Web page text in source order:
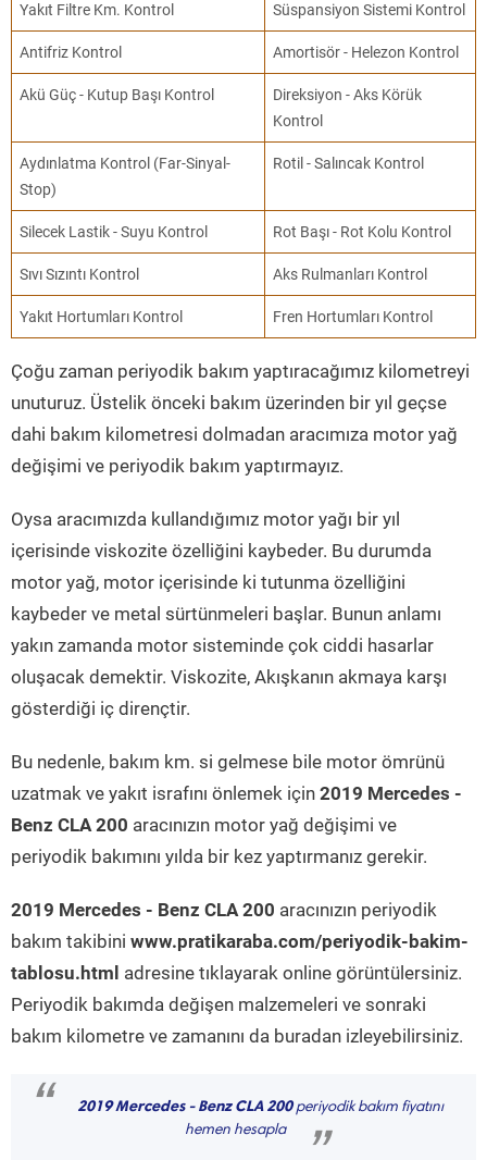
Yakıt Filtre Km. Kontrol Süspansiyon Sistemi Kontrol
Antifriz Kontrol Amortisör - Helezon Kontrol
Akü Güç - Kutup Başı Kontrol
Direksiyon - Aks Körük
Kontrol
Aydınlatma Kontrol (Far-Sinyal-
Stop)
Rotil - Salıncak Kontrol
Silecek Lastik - Suyu Kontrol Rot Başı - Rot Kolu Kontrol
Sıvı Sızıntı Kontrol Aks Rulmanları Kontrol
Yakıt Hortumları Kontrol Fren Hortumları Kontrol
Çoğu zaman periyodik bakım yaptıracağımız kilometreyi
unuturuz. Üstelik önceki bakım üzerinden bir yıl geçse
dahi bakım kilometresi dolmadan aracımıza motor yağ
değişimi ve periyodik bakım yaptırmayız.
Oysa aracımızda kullandığımız motor yağı bir yıl
içerisinde viskozite özelliğini kaybeder. Bu durumda
motor yağ, motor içerisinde ki tutunma özelliğini
kaybeder ve metal sürtünmeleri başlar. Bunun anlamı
yakın zamanda motor sisteminde çok ciddi hasarlar
oluşacak demektir. Viskozite, Akışkanın akmaya karşı
gösterdiği iç dirençtir.
Bu nedenle, bakım km. si gelmese bile motor ömrünü
uzatmak ve yakıt israfını önlemek için 2019 Mercedes -
Benz CLA 200 aracınızın motor yağ değişimi ve
periyodik bakımını yılda bir kez yaptırmanız gerekir.
2019 Mercedes - Benz CLA 200 aracınızın periyodik
bakım takibini www.pratikaraba.com/periyodik-bakim-
tablosu.html adresine tıklayarak online görüntülersiniz.
Periyodik bakımda değişen malzemeleri ve sonraki
bakım kilometre ve zamanını da buradan izleyebilirsiniz.
“ 2019 Mercedes - Benz CLA 200periyodik bakım fiyatını
hemen hesapla